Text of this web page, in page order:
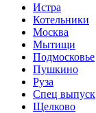
Истра
Котельники
Москва
Мытищи
Подмосковье
Пушкино
Руза
Спец выпуск
Щелково